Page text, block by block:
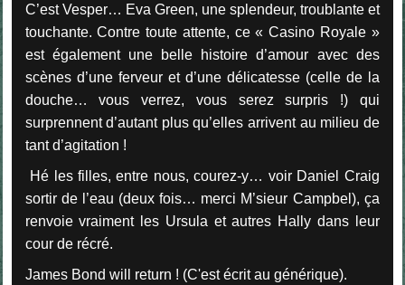
C’est Vesper… Eva Green, une splendeur, troublante et
touchante. Contre toute attente, ce « Casino Royale »
est également une belle histoire d’amour avec des
scènes d’une ferveur et d’une délicatesse (celle de la
douche… vous verrez, vous serez surpris !) qui
surprennent d’autant plus qu’elles arrivent au milieu de
tant d’agitation !
Hé les filles, entre nous, courez-y… voir Daniel Craig
sortir de l’eau (deux fois… merci M’sieur Campbel), ça
renvoie vraiment les Ursula et autres Hally dans leur
cour de récré.
James Bond will return ! (C'est écrit au générique).